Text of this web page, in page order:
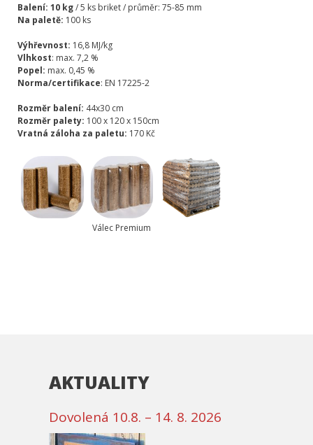
Balení: 10 kg/ 5 ks briket / průměr: 75-85 mm
Na paletě: 100 ks
Výhřevnost: 16,8 MJ/kg
Vlhkost: max. 7,2 %
Popel: max. 0,45 %
Norma/certifikace: EN 17225-2
Rozměr balení: 44x30 cm
Rozměr palety: 100 x 120 x 150cm
Vratná záloha za paletu: 170 Kč
Válec Premium
AKTUALITY
Dovolená 10.8. – 14. 8. 2026